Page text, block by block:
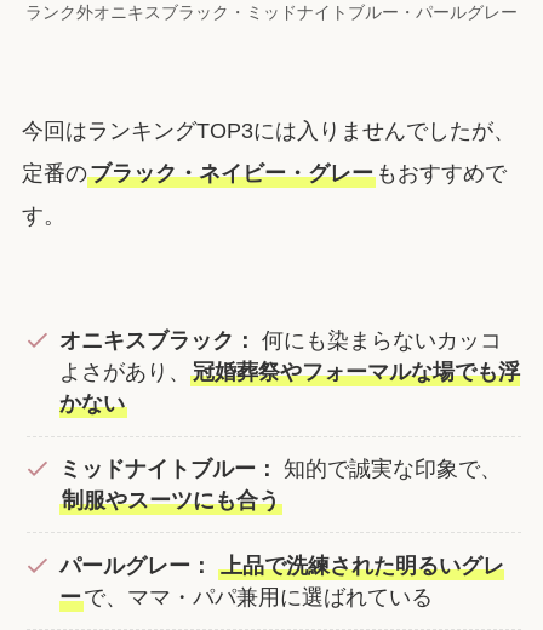
ランク外オニキスブラック・ミッドナイトブルー・パールグレー
今回はランキングTOP3には入りませんでしたが、
定番のブラック・ネイビー・グレーもおすすめで
す。
オニキスブラック： 何にも染まらないカッコ
よさがあり、冠婚葬祭やフォーマルな場でも浮
かない
ミッドナイトブルー：
知的で誠実な印象で、
制服やスーツにも合う
パールグレー：
上品で洗練された明るいグレ
ーで、ママ・パパ兼用に選ばれている